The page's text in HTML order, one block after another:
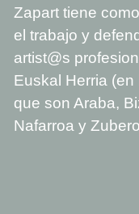
Zapart tiene
el trabajo y
artist@s
Euskal Herria
que son Araba,
Nafarroa y